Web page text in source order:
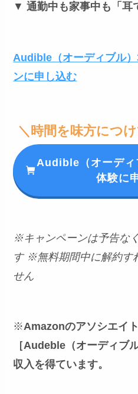
▼通勤中も家事中も「耳
Audible（オーディブル
ンに申し込む
＼時間を味方につ
Audible（オーディ
体験に
※キャンペーンは予告な
す ※無料期間中に解約す
せん
※Amazonのアソシエイト
［Audeble（オーディブ
収入を得ています。